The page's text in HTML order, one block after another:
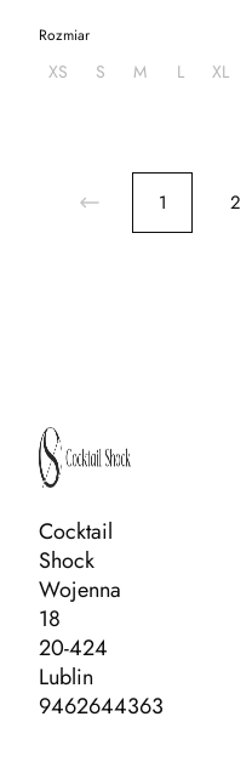
Rozmiar
XS S M L XL
1 2
Cocktail
Shock
Wojenna
18
20-424
Lublin
9462644363